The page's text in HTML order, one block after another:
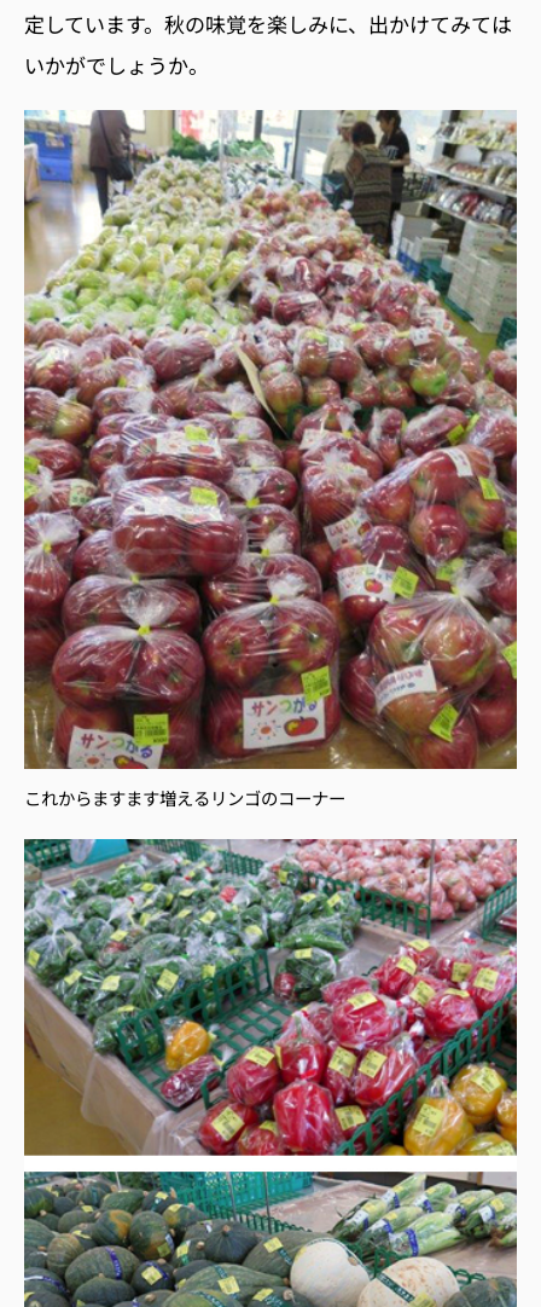
定しています。秋の味覚を楽しみに、出かけてみては
いかがでしょうか。
これからますます増えるリンゴのコーナー